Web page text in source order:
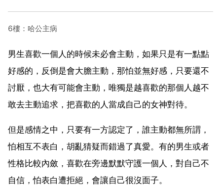
6樓：哈公主病
男生喜歡一個人的時候未必會主動，如果只是有一點點
好感的，反倒是會大膽主動，那怕並無好感，只要還不
討厭，也大有可能會主動，唯獨是越喜歡的那個人越不
敢去主動追求，把喜歡的人當成自己的女神對待。
但是感情之中，只要有一方認定了，誰主動都無所謂，
怕相互不表白，胡亂猜疑而錯過了真愛。有的男生或者
性格比較內斂，喜歡在旁邊默默守護一個人，對自己不
自信，怕表白遭拒絕，會讓自己很沒面子。